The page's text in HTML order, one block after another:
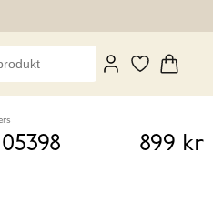
Pris
899 kr